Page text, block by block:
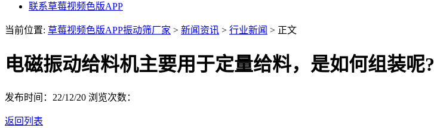
联系草莓视频色版APP
当前位置: 草莓视频色版APP振动筛厂家 > 新闻资讯 > 行业新闻 > 正文
电磁振动给料机主要用于定量给料，是如何组装呢?
发布时间：22/12/20 浏览次数：
返回列表